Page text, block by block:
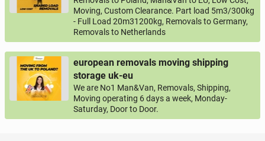
Moving, Custom Clearance. Part load 5m3/300kg
- Full Load 20m31200kg, Removals to Germany,
Removals to Netherlands
european removals moving shipping
storage uk-eu
We are No1 Man&Van, Removals, Shipping,
Moving operating 6 days a week, Monday-
Saturday, Door to Door.